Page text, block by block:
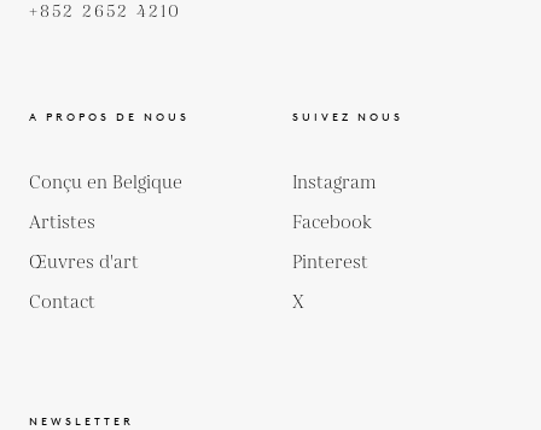
+852 2652 4210
A PROPOS DE NOUS
Conçu en Belgique
Artistes
Œuvres d'art
Contact
SUIVEZ NOUS
Instagram
Facebook
Pinterest
X
NEWSLETTER